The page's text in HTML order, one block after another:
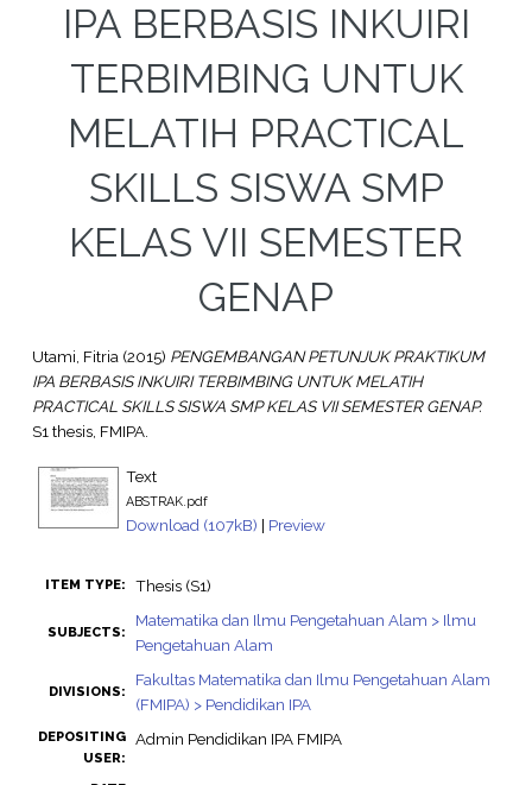
IPA BERBASIS INKUIRI
TERBIMBING UNTUK
MELATIH PRACTICAL
SKILLS SISWA SMP
KELAS VII SEMESTER
GENAP
Utami, Fitria(2015) PENGEMBANGAN PETUNJUK PRAKTIKUM
IPA BERBASIS INKUIRI TERBIMBING UNTUK MELATIH
PRACTICAL SKILLS SISWA SMP KELAS VII SEMESTER GENAP.
S1 thesis, FMIPA.
Text
ABSTRAK.pdf
Download (107kB) | Preview
ITEM TYPE: Thesis (S1)
SUBJECTS:
Matematika dan Ilmu Pengetahuan Alam > Ilmu
Pengetahuan Alam
DIVISIONS:
Fakultas Matematika dan Ilmu Pengetahuan Alam
(FMIPA) > Pendidikan IPA
DEPOSITING
USER:
Admin Pendidikan IPA FMIPA